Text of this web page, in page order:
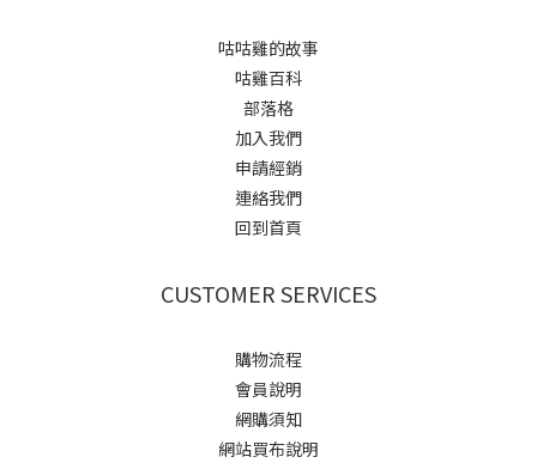
咕咕雞的故事
咕雞百科
部落格
加入我們
申請經銷
連絡我們
回到首頁
CUSTOMER SERVICES
購物流程
會員說明
網購須知
網站買布說明